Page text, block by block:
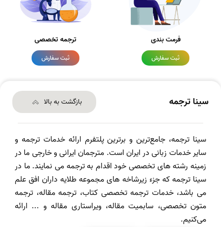
فرمت بندی
ثبت سفارش
ترجمه تخصصی
ثبت سفارش
سینا ترجمه بازگشت به بالا
سینا ترجمه، جامع‌ترین و برترین پلتفرم ارائه خدمات ترجمه و
سایر خدمات زبانی در ایران است. مترجمان ایرانی و خارجی ما در
زمینه رشته های تخصصی خود اقدام به ترجمه می نمایند. ما در
سینا ترجمه که جزء زیرشاخه های مجموعه طلایه داران افق علم
می باشد، خدمات ترجمه تخصصی کتاب، ترجمه مقاله، ترجمه
متون تخصصی، سابمیت مقاله، ویراستاری مقاله و ... ارائه
می‌کنیم.